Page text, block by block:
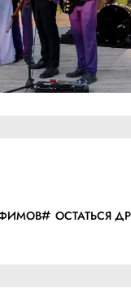
ОСТАТЬСЯ